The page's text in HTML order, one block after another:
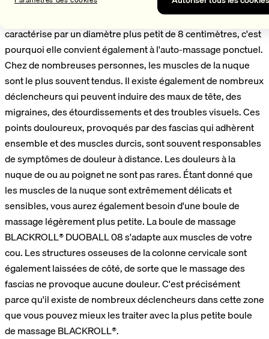
Contrairement à DUOBALL 12, cette boule de fascias se
caractérise par un diamètre plus petit de 8 centimètres, c'est
pourquoi elle convient également à l'auto-massage ponctuel.
Chez de nombreuses personnes, les muscles de la nuque
sont le plus souvent tendus. Il existe également de nombreux
déclencheurs qui peuvent induire des maux de tête, des
migraines, des étourdissements et des troubles visuels. Ces
points douloureux, provoqués par des fascias qui adhèrent
ensemble et des muscles durcis, sont souvent responsables
de symptômes de douleur à distance. Les douleurs à la
nuque de ou au poignet ne sont pas rares. Étant donné que
les muscles de la nuque sont extrêmement délicats et
sensibles, vous aurez également besoin d'une boule de
massage légèrement plus petite. La boule de massage
BLACKROLL® DUOBALL 08 s'adapte aux muscles de votre
cou. Les structures osseuses de la colonne cervicale sont
également laissées de côté, de sorte que le massage des
fascias ne provoque aucune douleur. C'est précisément
parce qu'il existe de nombreux déclencheurs dans cette zone
que vous pouvez mieux les traiter avec la plus petite boule
de massage BLACKROLL®.